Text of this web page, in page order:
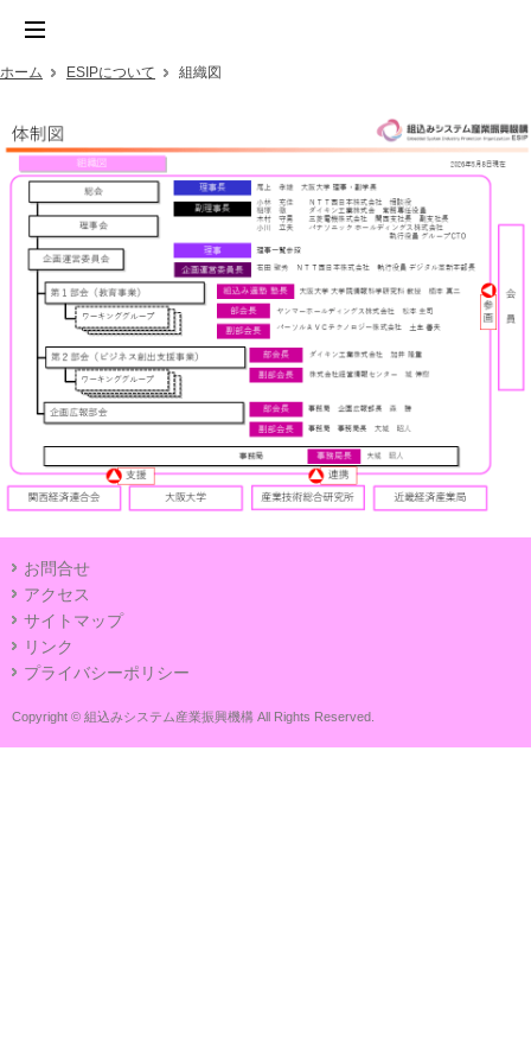
ホーム ESIPについて 組織図
お問合せ
アクセス
サイトマップ
リンク
プライバシーポリシー
Copyright © 組込みシステム産業振興機構 All Rights Reserved.